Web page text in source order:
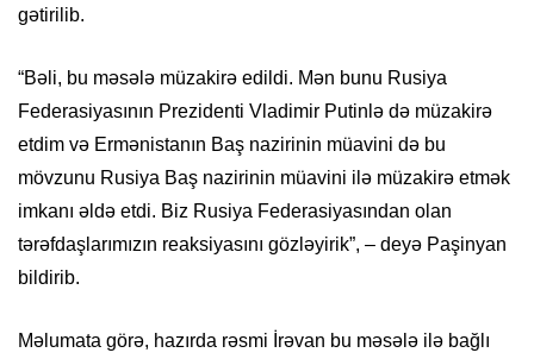
gətirilib.
“Bəli, bu məsələ müzakirə edildi. Mən bunu Rusiya
Federasiyasının Prezidenti Vladimir Putinlə də müzakirə
etdim və Ermənistanın Baş nazirinin müavini də bu
mövzunu Rusiya Baş nazirinin müavini ilə müzakirə etmək
imkanı əldə etdi. Biz Rusiya Federasiyasından olan
tərəfdaşlarımızın reaksiyasını gözləyirik”, – deyə Paşinyan
bildirib.
Məlumata görə, hazırda rəsmi İrəvan bu məsələ ilə bağlı